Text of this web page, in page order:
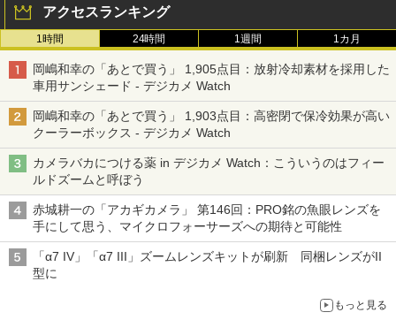
アクセスランキング
1時間 24時間 1週間 1カ月
岡嶋和幸の「あとで買う」 1,905点目：放射冷却素材を採用した
車用サンシェード - デジカメ Watch
岡嶋和幸の「あとで買う」 1,903点目：高密閉で保冷効果が高い
クーラーボックス - デジカメ Watch
カメラバカにつける薬 in デジカメ Watch：こういうのはフィー
ルドズームと呼ぼう
赤城耕一の「アカギカメラ」 第146回：PRO銘の魚眼レンズを
手にして思う、マイクロフォーサーズへの期待と可能性
「α7 IV」「α7 III」ズームレンズキットが刷新 同梱レンズがII
型に
もっと見る